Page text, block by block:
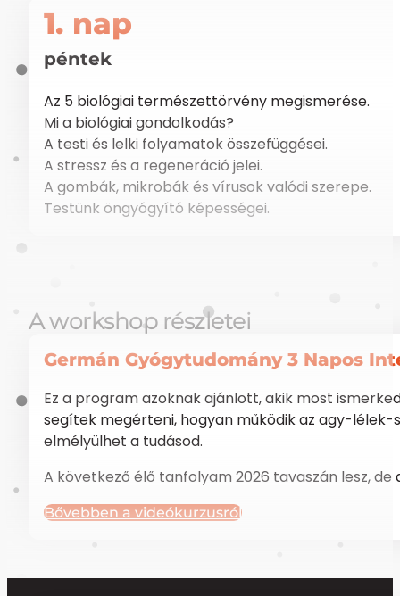
1. nap
péntek
Az 5 biológiai természettörvény megismerése.
Mi a biológiai gondolkodás?
A testi és lelki folyamatok összefüggései.
A stressz és a regeneráció jelei.
A gombák, mikrobák és vírusok valódi szerepe.
Testünk öngyógyító képességei.
A workshop részletei
Germán Gyógytudomány 3 Napos
Ez a program azoknak ajánlott, akik most
segítek megérteni, hogyan működik az agy-
elmélyülhet a tudásod.
A következő élő tanfolyam 2026 tavaszán lesz,
Bővebben a videókurzusról